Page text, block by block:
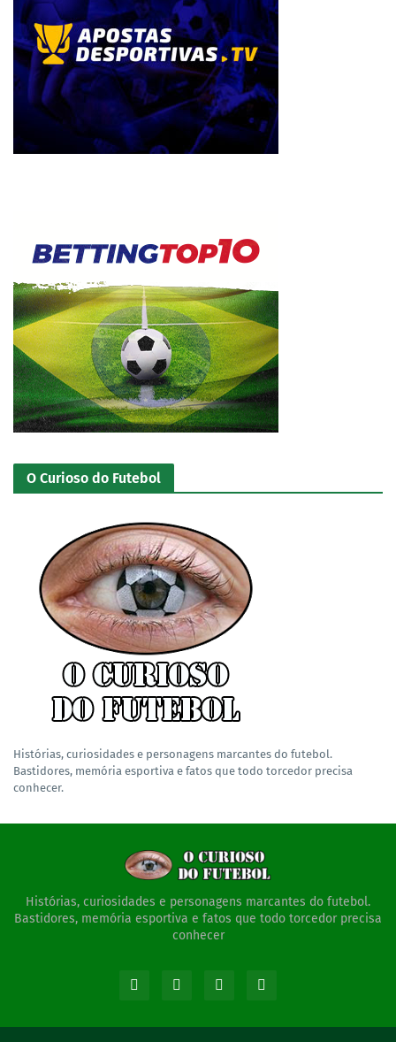
O Curioso do Futebol
Histórias, curiosidades e personagens marcantes do futebol.
Bastidores, memória esportiva e fatos que todo torcedor precisa
conhecer.
Histórias, curiosidades e personagens marcantes do futebol.
Bastidores, memória esportiva e fatos que todo torcedor precisa
conhecer